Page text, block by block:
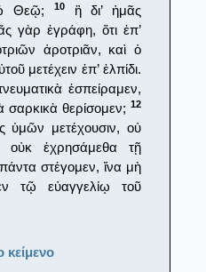
Θεῷ;
10ἢ δι’ ἡμᾶς
γὰρ ἐγράφη, ὅτι ἐπ’
ἀροτριᾶν, καὶ ὁ
μετέχειν ἐπ’ ἐλπίδι.
ἐσπείραμεν,
σαρκικὰ θερίσομεν; 12
ὑμῶν μετέχουσιν, οὐ
οὐκ ἐχρησάμεθα τῇ
στέγομεν, ἵνα μὴ
τῷ εὐαγγελίῳ τοῦ
κείμενο